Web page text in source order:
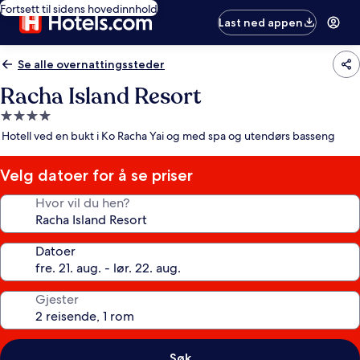
Fortsett til sidens hovedinnhold
Last ned appen
Se alle overnattingssteder
Racha Island Resort
Overnattingssted
med
stjerner
Hotell ved en bukt i Ko Racha Yai og med spa og utendørs basseng
Velg datoer for å se priser
Hvor vil du hen?
Datoer
Gjester